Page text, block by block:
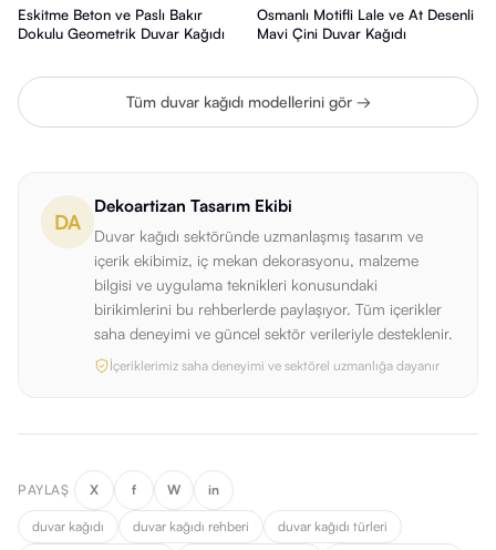
Eskitme Beton ve Paslı Bakır
Dokulu Geometrik Duvar Kağıdı
Osmanlı Motifli Lale ve At Desenli
Mavi Çini Duvar Kağıdı
Tüm duvar kağıdı modellerini gör →
DA
Dekoartizan Tasarım Ekibi
Duvar kağıdı sektöründe uzmanlaşmış tasarım ve
içerik ekibimiz, iç mekan dekorasyonu, malzeme
bilgisi ve uygulama teknikleri konusundaki
birikimlerini bu rehberlerde paylaşıyor. Tüm içerikler
saha deneyimi ve güncel sektör verileriyle desteklenir.
İçeriklerimiz saha deneyimi ve sektörel uzmanlığa dayanır
PAYLAŞ X f W in
duvar kağıdı duvar kağıdı rehberi
duvar kağıdı türleri